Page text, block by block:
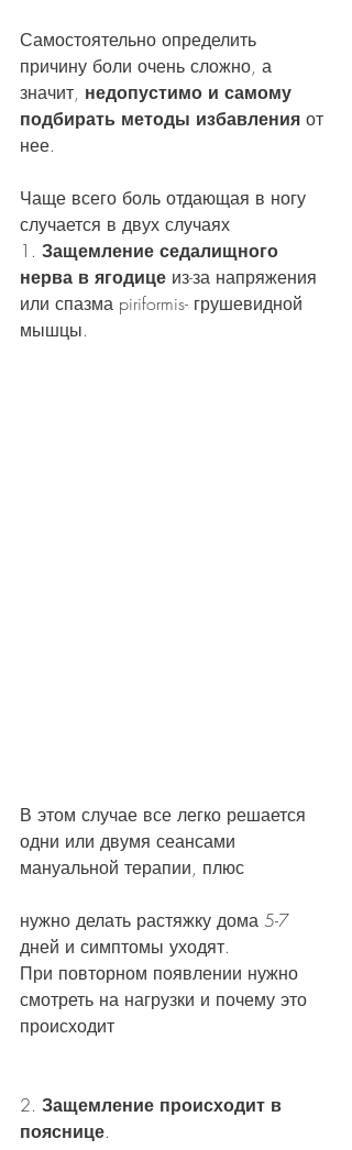
Самостоятельно определить
причину боли очень сложно, а
значит, недопустимо и самому
подбирать методы избавления от
нее.
Чаще всего боль отдающая в ногу
случается в двух случаях
1. Защемление седалищного
нерва в ягодице из-за напряжения
или спазма piriformis- грушевидной
мышцы.
В этом случае все легко решается
одни или двумя сеансами
мануальной терапии, плюс
нужно делать растяжку дома 5-7
дней и симптомы уходят.
При повторном появлении нужно
смотреть на нагрузки и почему это
происходит
2. Защемление происходит в
пояснице.